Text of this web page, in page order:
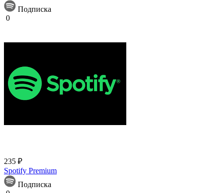
Подписка
0
235 ₽
Spotify Premium
Подписка